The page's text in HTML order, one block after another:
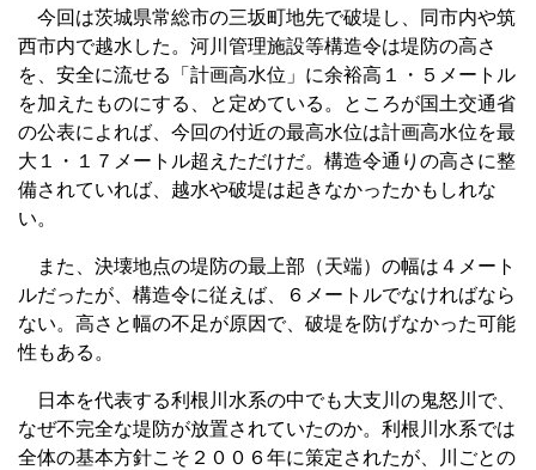
今回は茨城県常総市の三坂町地先で破堤し、同市内や筑
西市内で越水した。河川管理施設等構造令は堤防の高さ
を、安全に流せる「計画高水位」に余裕高１・５メートル
を加えたものにする、と定めている。ところが国土交通省
の公表によれば、今回の付近の最高水位は計画高水位を最
大１・１７メートル超えただけだ。構造令通りの高さに整
備されていれば、越水や破堤は起きなかったかもしれな
い。
また、決壊地点の堤防の最上部（天端）の幅は４メート
ルだったが、構造令に従えば、６メートルでなければなら
ない。高さと幅の不足が原因で、破堤を防げなかった可能
性もある。
日本を代表する利根川水系の中でも大支川の鬼怒川で、
なぜ不完全な堤防が放置されていたのか。利根川水系では
全体の基本方針こそ２００６年に策定されたが、川ごとの